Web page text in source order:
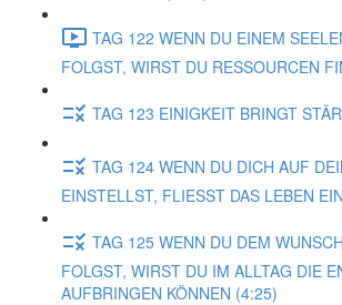
TAG 122 WENN DU EINEM
FOLGST, WIRST DU RESSOURCEN
TAG 123 EINIGKEIT BRINGT
TAG 124 WENN DU DICH AUF
EINSTELLST, FLIESST DAS LEBEN
TAG 125 WENN DU DEM
FOLGST, WIRST DU IM ALLTAG DIE
AUFBRINGEN KÖNNEN (4:25)